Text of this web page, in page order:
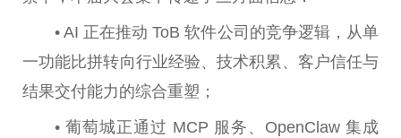
• AI 正在推动 ToB 软件公司的竞争逻辑，从单
一功能比拼转向行业经验、技术积累、客户信任与
结果交付能力的综合重塑；
• 葡萄城正通过 MCP 服务、OpenClaw 集成